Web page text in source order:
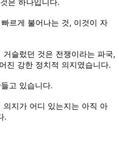
르게 불어나는 것, 이것이 자
슬렀던 것은 전쟁이라는 파국,
진 강한 정치적 의지였습니다.
고 있습니다.
지가 어디 있는지는 아직 아
.